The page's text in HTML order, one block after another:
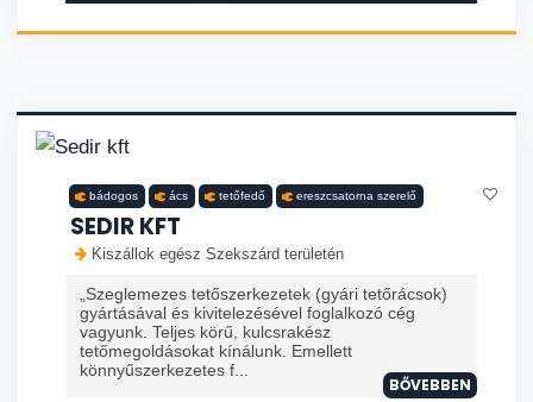
bádogos ács tetőfedő ereszcsatorna szerelő
SEDIR KFT
Kiszállok egész Szekszárd területén
„Szeglemezes tetőszerkezetek (gyári tetőrácsok)
gyártásával és kivitelezésével foglalkozó cég
vagyunk. Teljes körű, kulcsrakész
tetőmegoldásokat kínálunk. Emellett
könnyűszerkezetes f...
BŐVEBBEN